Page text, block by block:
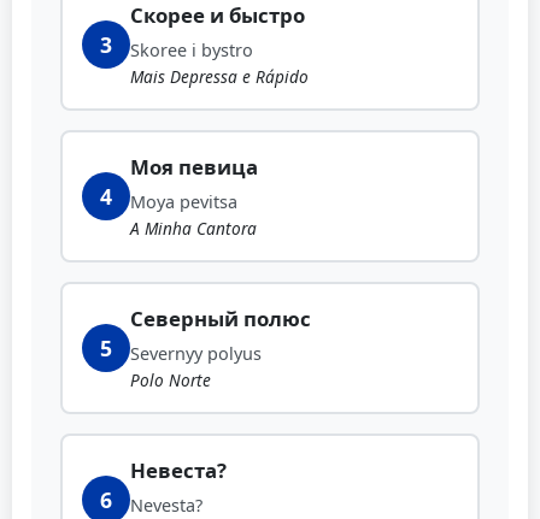
3
Скорее и быстро
Skoree i bystro
Mais Depressa e Rápido
4
Моя певица
Moya pevitsa
A Minha Cantora
5
Северный полюс
Severnyy polyus
Polo Norte
6
Невеста?
Nevesta?